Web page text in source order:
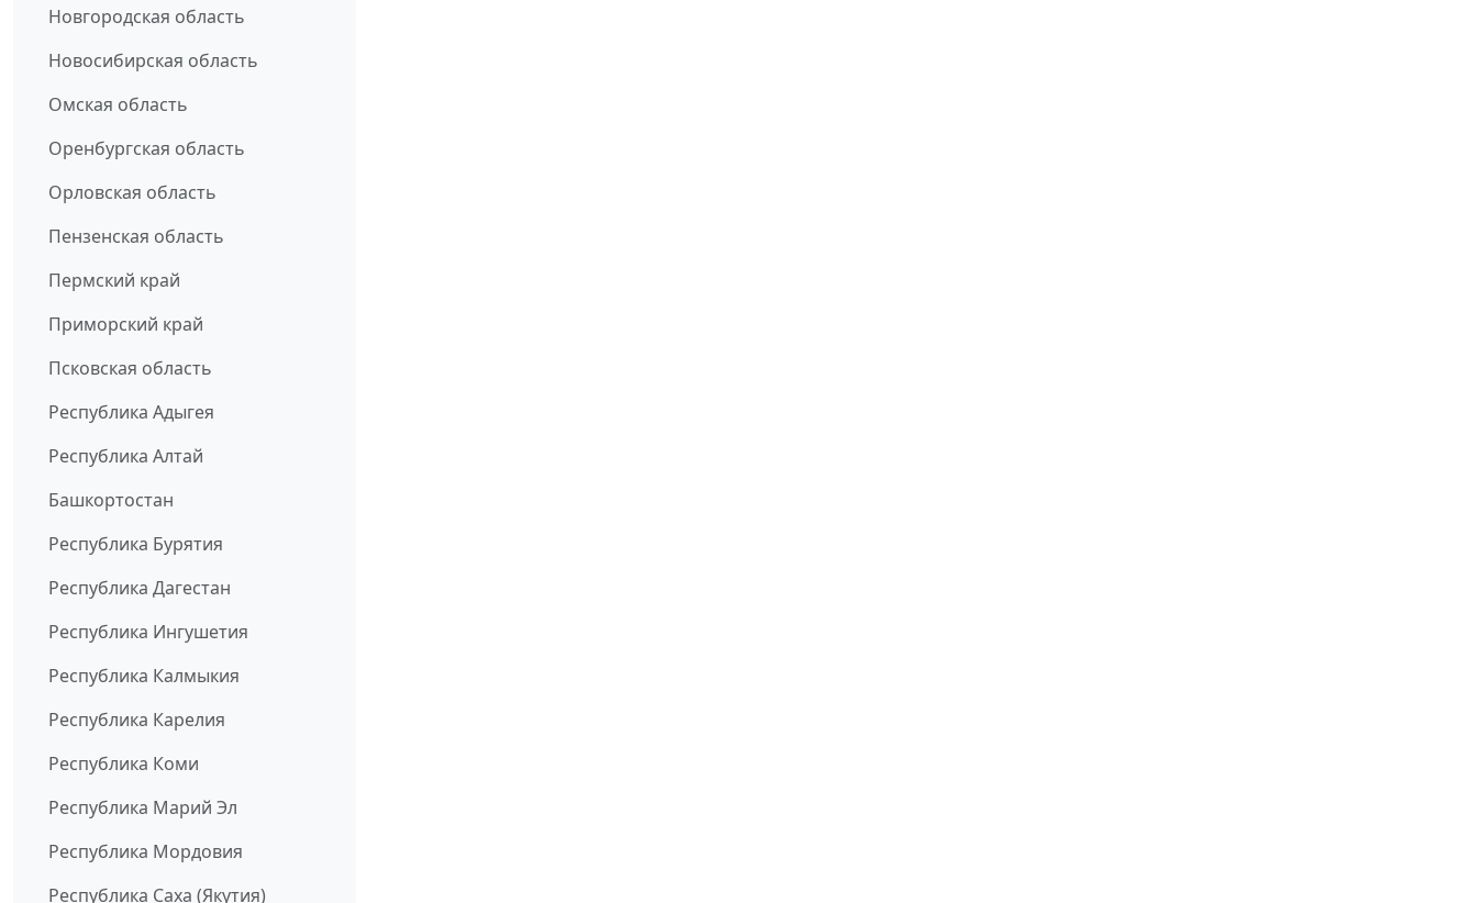
Новгородская область
Новосибирская область
Омская область
Оренбургская область
Орловская область
Пензенская область
Пермский край
Приморский край
Псковская область
Республика Адыгея
Республика Алтай
Башкортостан
Республика Бурятия
Республика Дагестан
Республика Ингушетия
Республика Калмыкия
Республика Карелия
Республика Коми
Республика Марий Эл
Республика Мордовия
Республика Саха (Якутия)